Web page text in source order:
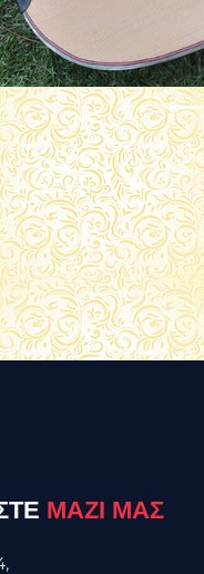
ΜΑΖΙ ΜΑΣ